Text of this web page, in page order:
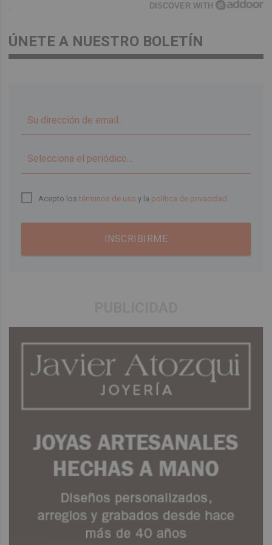
DISCOVER WITH
ÚNETE A NUESTRO BOLETÍN
Acepto lostérminos de uso y la política de privacidad
INSCRIBIRME